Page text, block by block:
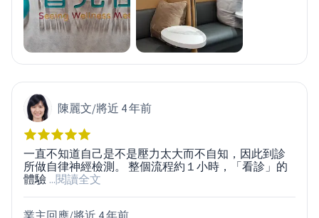
陳麗文/將近 4 年前
一直不知道自己是不是壓力太大而不自知，因此到診
所做自律神經檢測。 整個流程約１小時，「看診」的
體驗 ...閱讀全文